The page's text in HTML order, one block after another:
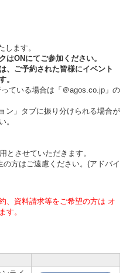
ます。
ONにてご参加ください。
、ご予約された皆様にイベント
。
ている場合は「＠agos.co.jp」の
」タブに振り分けられる場合が
。
とさせていただきます。
方はご遠慮ください。(アドバイ
、資料請求等をご希望の方は オ
す。